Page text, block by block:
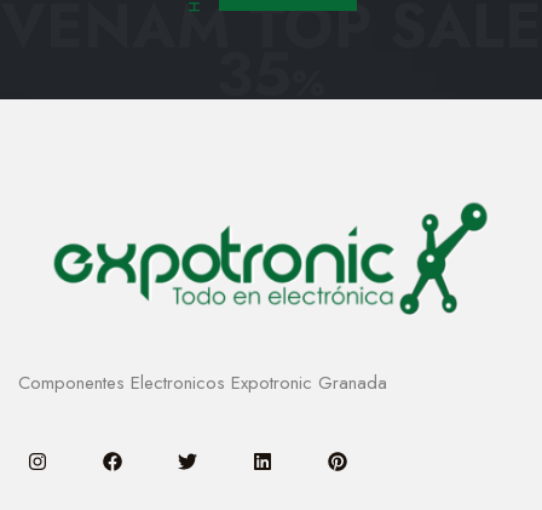
VENAM TOP SALE
35
Componentes Electronicos Expotronic Granada